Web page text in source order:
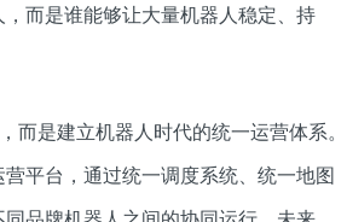
而是谁能够让大量机器人稳定、持
而是建立机器人时代的统一运营体系。
平台，通过统一调度系统、统一地图